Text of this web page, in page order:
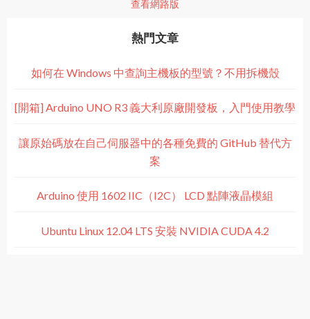
查看網路版
熱門文章
如何在 Windows 中查詢主機板的型號？不用拆機殼
[開箱] Arduino UNO R3 義大利原廠開發板，入門使用教學
讓原始碼放在自己伺服器中的各種免費的 GitHub 替代方
案
Arduino 使用 1602 IIC（I2C） LCD 點陣液晶模組
Ubuntu Linux 12.04 LTS 安裝 NVIDIA CUDA 4.2